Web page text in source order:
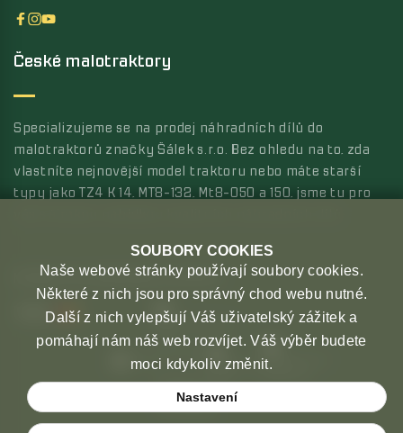
České malotraktory
Specializujeme se na prodej náhradních dílů do
malotraktorů značky Šálek s.r.o. Bez ohledu na to, zda
vlastníte nejnovější model traktoru nebo máte starší
typy jako TZ4 K 14, MT8-132, Mt8-050 a 150, jsme tu pro
MOŽNOSTI PLATBYMOŽNOSTI DOPRAVY
SOUBORY COOKIES
Naše webové stránky používají soubory cookies.
Některé z nich jsou pro správný chod webu nutné.
Další z nich vylepšují Váš uživatelský zážitek a
pomáhají nám náš web rozvíjet. Váš výběr budete
moci kdykoliv změnit.
Nastavení